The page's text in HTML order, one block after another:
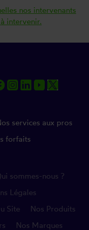
nos intervenants
intervenir.
services aux pros
forfaits
Qui sommes-nous ?
Légales
Site
Nos Produits
Nos Marques